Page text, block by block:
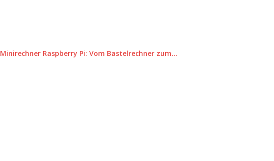
Minirechner Raspberry Pi: Vom Bastelrechner zum…